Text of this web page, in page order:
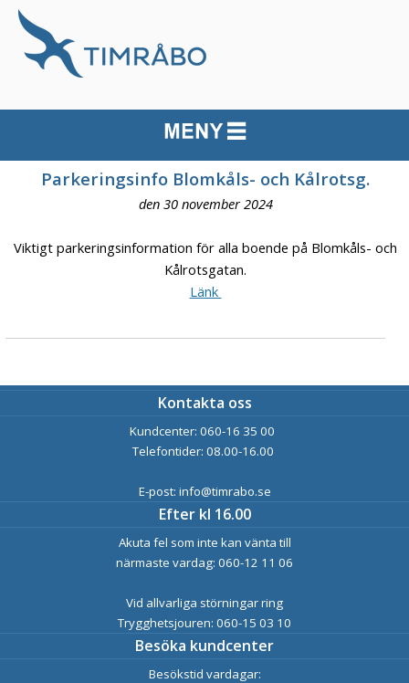
Parkeringsinfo Blomkåls- och Kålrotsg.
den 30 november 2024
Viktigt parkeringsinformation för alla boende på Blomkåls- och
Kålrotsgatan.
Länk
Kontakta oss
Kundcenter: 060-16 35 00
Telefontider: 08.00-16.00
E-post: info@timrabo.se
Efter kl 16.00
Akuta fel som inte kan vänta till
närmaste vardag: 060-12 11 06
Vid allvarliga störningar ring
Trygghetsjouren: 060-15 03 10
Besöka kundcenter
Besökstid vardagar: